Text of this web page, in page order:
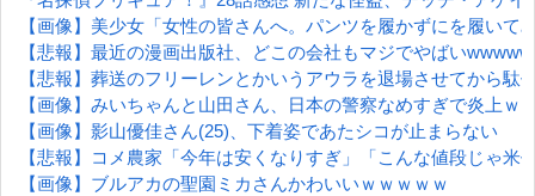
【画像】美少女「女性の皆さんへ。パンツを履かずにを履いて
【悲報】最近の漫画出版社、どこの会社もマジでやばいwwwww
【悲報】葬送のフリーレンとかいうアウラを退場させてから駄
【画像】みいちゃんと山田さん、日本の警察なめすぎで炎上ｗ
【画像】影山優佳さん(25)、下着姿であたシコが止まらない
【悲報】コメ農家「今年は安くなりすぎ」「こんな値段じゃ
【画像】ブルアカの聖園ミカさんかわいいｗｗｗｗｗ